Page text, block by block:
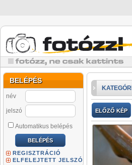
BELÉPÉS
név
jelszó
Automatikus belépés
REGISZTRÁCIÓ
ELFELEJTETT JELSZÓ
ELŐZŐ KÉP